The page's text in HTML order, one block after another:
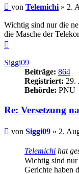
Beitrag
von Telemichi » 2.
Wichtig sind nur die
die Masche der
Siggi09
Beiträge: 864
Registriert: 29.
Behörde: PNU
Re: Versetzung
Beitrag
von Siggi09 » 2.
Telemichi hat
Wichtig sind nur
Gerichte haben